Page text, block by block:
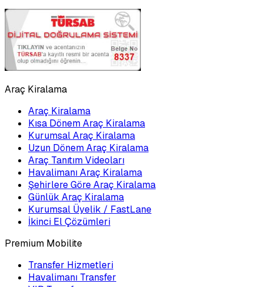
Araç Kiralama
Araç Kiralama
Kısa Dönem Araç Kiralama
Kurumsal Araç Kiralama
Uzun Dönem Araç Kiralama
Araç Tanıtım Videoları
Havalimanı Araç Kiralama
Şehirlere Göre Araç Kiralama
Günlük Araç Kiralama
Kurumsal Üyelik / FastLane
İkinci El Çözümleri
Premium Mobilite
Transfer Hizmetleri
Havalimanı Transfer